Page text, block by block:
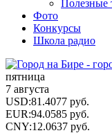
Полезные
Фото
Конкурсы
Школа радио
пятница
7 августа
USD:81.4077 руб.
EUR:94.0585 руб.
CNY:12.0637 руб.